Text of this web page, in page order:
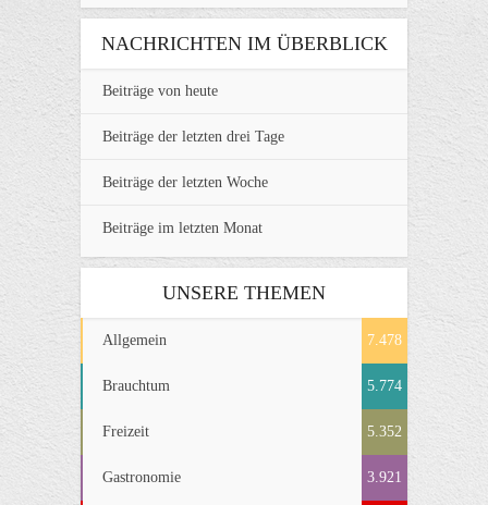
NACHRICHTEN IM ÜBERBLICK
Beiträge von heute
Beiträge der letzten drei Tage
Beiträge der letzten Woche
Beiträge im letzten Monat
UNSERE THEMEN
Allgemein 7.478
Brauchtum 5.774
Freizeit 5.352
Gastronomie 3.921